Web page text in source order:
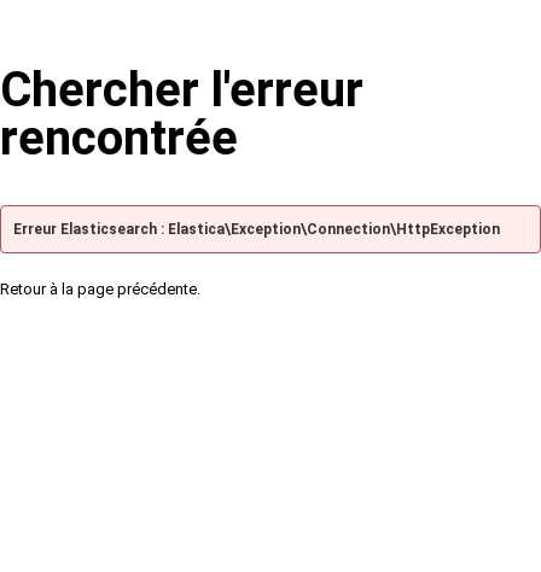
Chercher l'erreur
rencontrée
Erreur Elasticsearch : Elastica\Exception\Connection\HttpException
Retour à la page précédente.